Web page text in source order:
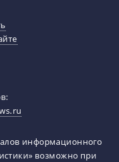
информационного
возможно при